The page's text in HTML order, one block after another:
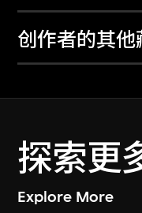
创作者的其他
探索更
Explore More